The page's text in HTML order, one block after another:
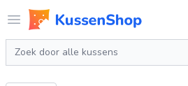
Open menu
Logo www.kussenshop.nl
Zoeken